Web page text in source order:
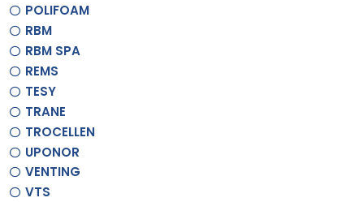
POLIFOAM
RBM
RBM SPA
REMS
TESY
TRANE
TROCELLEN
UPONOR
VENTING
VTS